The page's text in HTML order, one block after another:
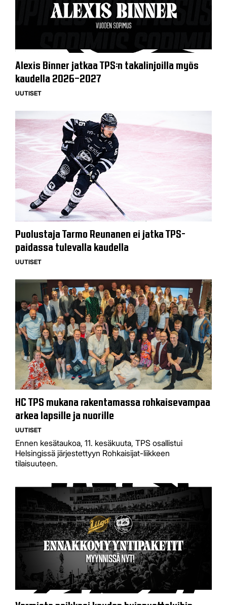
Alexis Binner jatkaa TPS:n takalinjoilla myös
kaudella 2026–2027
UUTISET
Puolustaja Tarmo Reunanen ei jatka TPS-
paidassa tulevalla kaudella
UUTISET
HC TPS mukana rakentamassa rohkaisevampaa
arkea lapsille ja nuorille
UUTISET
Ennen kesätaukoa, 11. kesäkuuta, TPS osallistui
Helsingissä järjestettyyn Rohkaisijat-liikkeen
tilaisuuteen.